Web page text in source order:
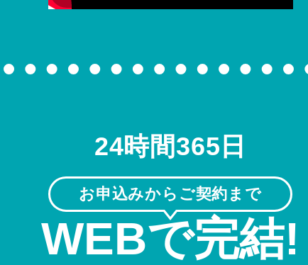
24時間365日
お申込みからご契約まで
WEBで完結!